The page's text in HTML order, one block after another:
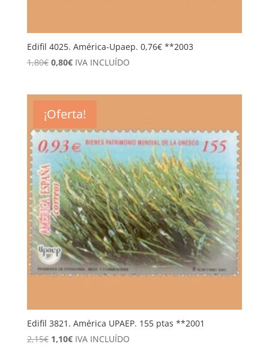
Edifil 4025. América-Upaep. 0,76€ **2003
1,80€ El
1,80€.
0,80€El
0,80€.
IVA INCLUÍDO
¡Oferta!
Edifil 3821. América UPAEP. 155 ptas **2001
2,15€ El
1,10€ElIVA INCLUÍDO